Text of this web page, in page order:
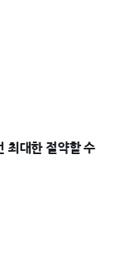
최대한 절약할 수